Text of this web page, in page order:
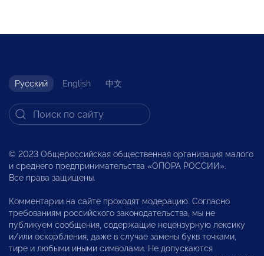
Русский English 中文
© 2023 Общероссийская общественная организация малого
и среднего предпринимательства «ОПОРА РОССИИ».
Все права защищены.
Комментарии на сайте проходят модерацию. Согласно
требованиям российского законодательства, мы не
публикуем сообщения, содержащие нецензурную лексику
и/или оскорбления, даже в случае замены букв точками,
тире и любыми иными символами. Не допускаются